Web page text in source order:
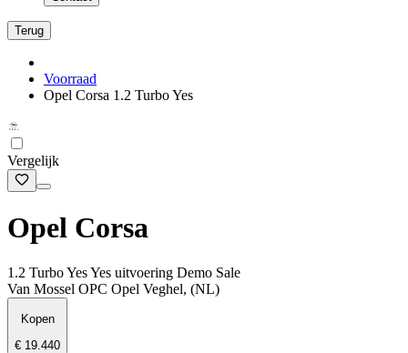
Terug
Voorraad
Opel Corsa 1.2 Turbo Yes
Vergelijk
Opel Corsa
1.2 Turbo Yes Yes uitvoering Demo Sale
Van Mossel OPC Opel Veghel, (NL)
Kopen
€ 19.440